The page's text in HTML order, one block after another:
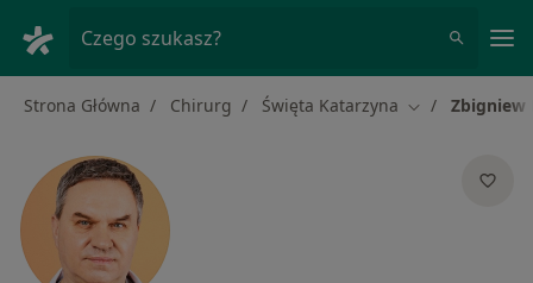
Czego szukasz?
Strona Główna Chirurg Święta Katarzyna Zmień miasto
Zbigniew